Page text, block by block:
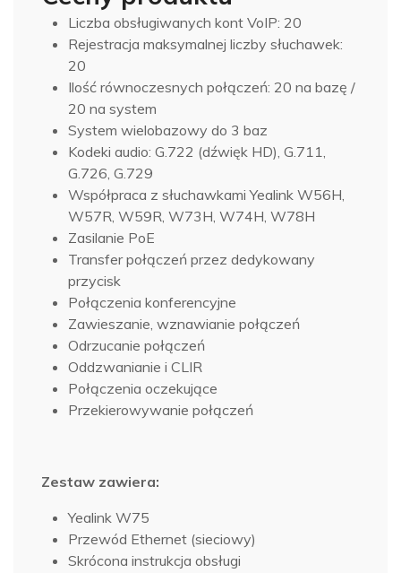
Liczba obsługiwanych kont VoIP: 20
Rejestracja maksymalnej liczby słuchawek:
20
Ilość równoczesnych połączeń: 20 na bazę /
20 na system
System wielobazowy do 3 baz
Kodeki audio: G.722 (dźwięk HD), G.711,
G.726, G.729
Współpraca z słuchawkami Yealink W56H,
W57R, W59R, W73H, W74H, W78H
Zasilanie PoE
Transfer połączeń przez dedykowany
przycisk
Połączenia konferencyjne
Zawieszanie, wznawianie połączeń
Odrzucanie połączeń
Oddzwanianie i CLIR
Połączenia oczekujące
Przekierowywanie połączeń
Zestaw zawiera:
Yealink W75
Przewód Ethernet (sieciowy)
Skrócona instrukcja obsługi